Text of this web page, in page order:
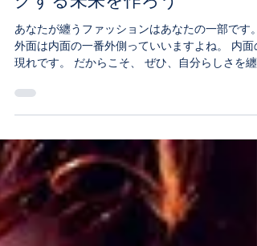
あなたらしさを纏ってワクワ
クする未来を作ろう
外面は内面の一番外側っていいますよね。 内面の
現れです。 だからこそ、 ぜひ、自分らしさを纏
を一致させてください。 あなたの魅力と個性を表
現できたら、自分らしく生きやすくなり...